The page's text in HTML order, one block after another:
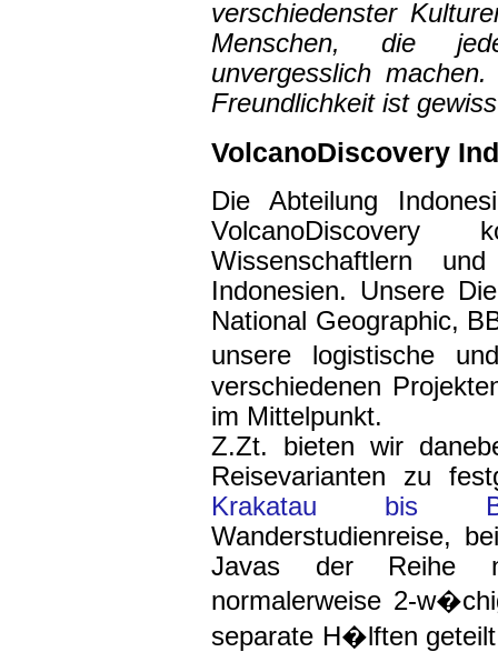
verschiedenster
Menschen, die
unvergesslich
Freundlichkeit ist
VolcanoDiscovery
Die Abteilung
VolcanoDiscovery
Wissenschaftlern
Indonesien. Unsere
National Geographic,
unsere logistische
verschiedenen
im Mittelpunkt.
Z.Zt. bieten wir
Reisevarianten zu
Krakatau bis
Wanderstudienreise,
Javas der Reihe
normalerweise 2-
separate H�lften